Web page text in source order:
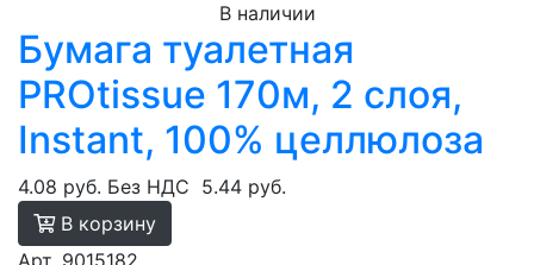
В наличии
Бумага туалетная
PROtissue 170м, 2 слоя,
Instant, 100% целлюлоза
4.08 руб. Без НДС 5.44 руб.
В корзину
Арт. 9015182